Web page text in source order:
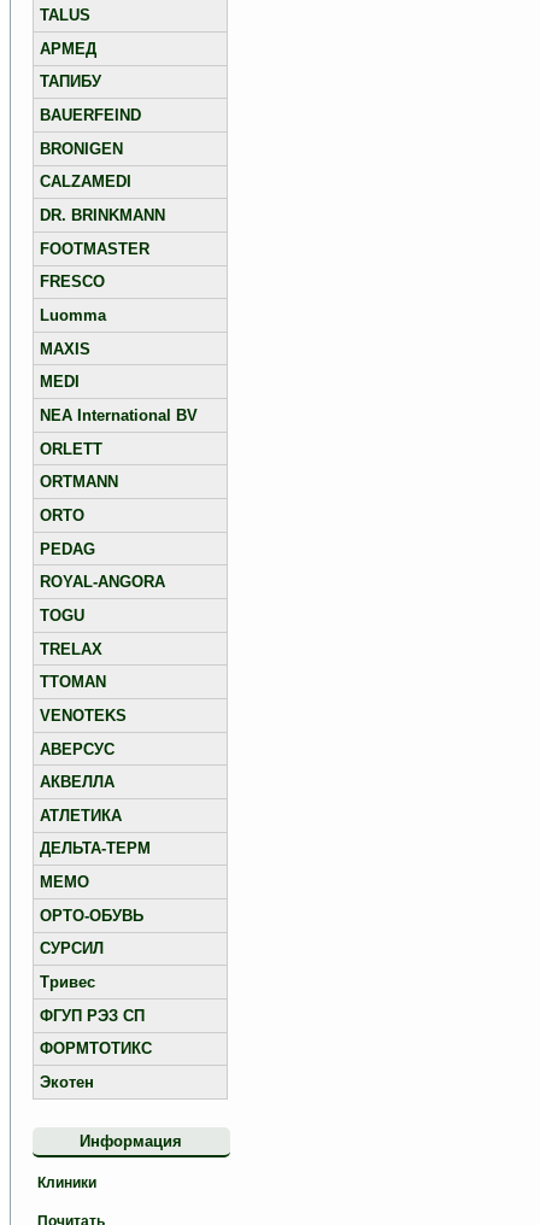
TALUS
АРМЕД
ТАПИБУ
BAUERFEIND
BRONIGEN
CALZAMEDI
DR. BRINKMANN
FOOTMASTER
FRESCO
Luomma
MAXIS
MEDI
NEA International BV
ORLETT
ORTMANN
ORTO
PEDAG
ROYAL-ANGORA
TOGU
TRELAX
TTOMAN
VENOTEKS
АВЕРСУС
АКВЕЛЛА
АТЛЕТИКА
ДЕЛЬТА-ТЕРМ
МЕМО
ОРТО-ОБУВЬ
СУРСИЛ
Тривес
ФГУП РЭЗ СП
ФОРМТОТИКС
Экотен
Информация
Клиники
Почитать